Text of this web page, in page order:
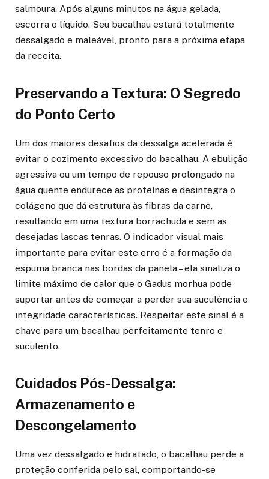
salmoura. Após alguns minutos na água gelada,
escorra o líquido. Seu bacalhau estará totalmente
dessalgado e maleável, pronto para a próxima etapa
da receita.
Preservando a Textura: O Segredo
do Ponto Certo
Um dos maiores desafios da dessalga acelerada é
evitar o cozimento excessivo do bacalhau. A ebulição
agressiva ou um tempo de repouso prolongado na
água quente endurece as proteínas e desintegra o
colágeno que dá estrutura às fibras da carne,
resultando em uma textura borrachuda e sem as
desejadas lascas tenras. O indicador visual mais
importante para evitar este erro é a formação da
espuma branca nas bordas da panela – ela sinaliza o
limite máximo de calor que o Gadus morhua pode
suportar antes de começar a perder sua suculência e
integridade características. Respeitar este sinal é a
chave para um bacalhau perfeitamente tenro e
suculento.
Cuidados Pós-Dessalga:
Armazenamento e
Descongelamento
Uma vez dessalgado e hidratado, o bacalhau perde a
proteção conferida pelo sal, comportando-se